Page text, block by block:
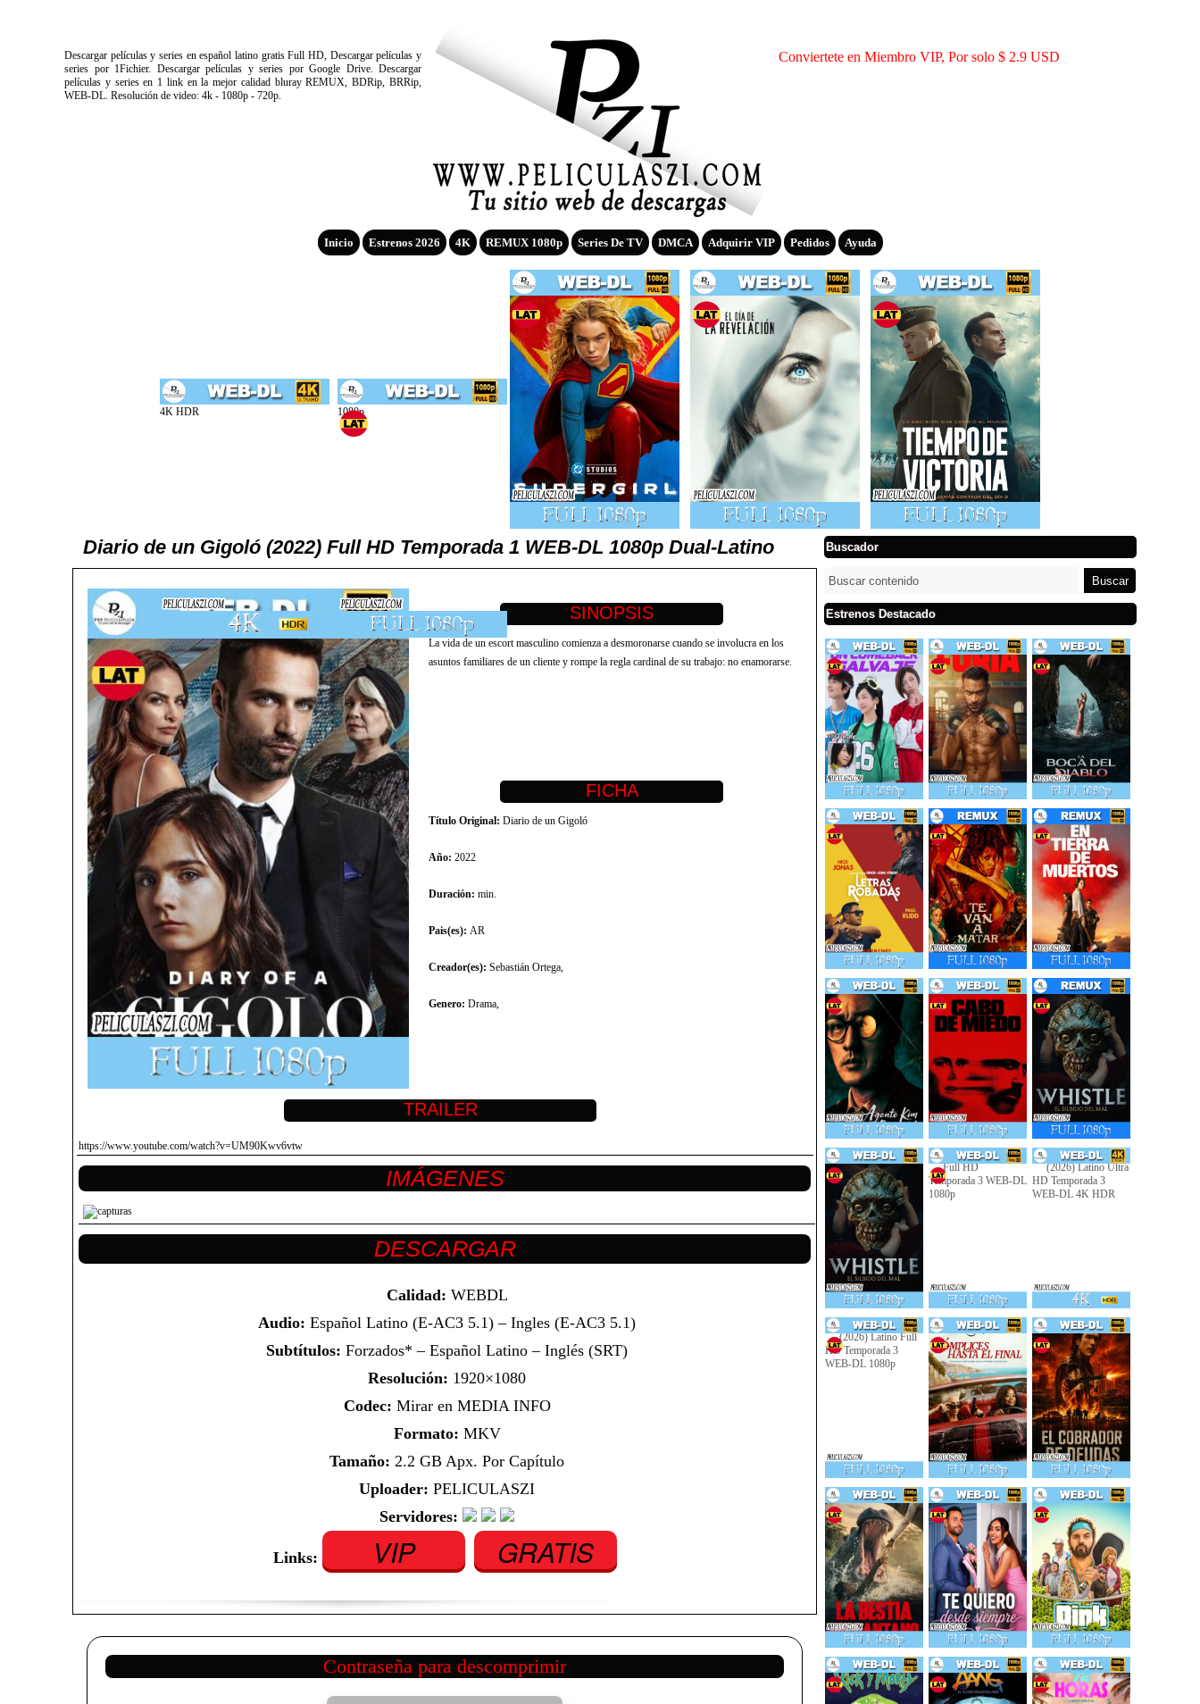
Descargar películas y series en español latino gratis Full HD, Descargar películas y
series por 1Fichier. Descargar películas y series por Google Drive. Descargar
películas y series en 1 link en la mejor calidad bluray REMUX, BDRip, BRRip,
WEB-DL. Resolución de video: 4k - 1080p - 720p.
Conviertete en Miembro VIP, Por solo $ 2.9 USD
Inicio Estrenos 2026 4K REMUX 1080p Series De TV DMCA Adquirir VIP Pedidos Ayuda
Diario de un Gigoló (2022) Full HD Temporada 1 WEB-DL 1080p Dual-Latino
La vida de un escort masculino comienza a desmoronarse cuando se involucra en los
asuntos familiares de un cliente y rompe la regla cardinal de su trabajo: no enamorarse.
Título Original: Diario de un Gigoló
Año: 2022
Duración: min.
Pais(es): AR
Creador(es): Sebastián Ortega,
Genero: Drama,
https://www.youtube.com/watch?v=UM90Kwv6vtw
Calidad: WEBDL
Audio: Español Latino (E-AC3 5.1) – Ingles (E-AC3 5.1)
Subtítulos: Forzados* – Español Latino – Inglés (SRT)
Resolución: 1920×1080
Codec: Mirar en MEDIA INFO
Formato: MKV
Tamaño: 2.2 GB Apx. Por Capítulo
Uploader: PELICULASZI
Servidores:
Links: VIP GRATIS
Contraseña para descomprimir
Buscador
Estrenos Destacado